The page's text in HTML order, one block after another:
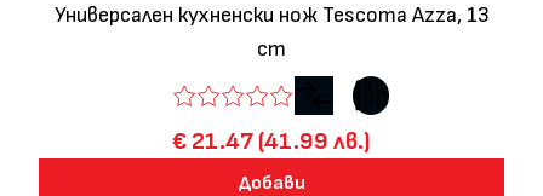
Универсален кухненски нож Tescoma Azza, 13
cm
€ 21.47 (41.99 лв.)
Добави